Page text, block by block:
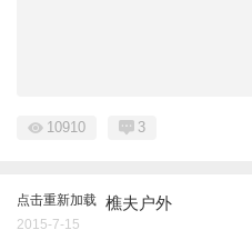
10910 3
点击重新加载 樵夫户外
2015-7-15